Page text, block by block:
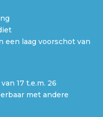
een laag voorschot van
17 t.e.m. 26
met andere